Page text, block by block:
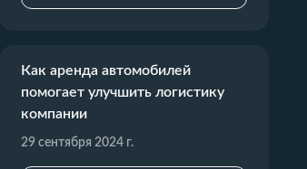
Как аренда автомобилей
помогает улучшить логистику
компании
29 сентября 2024 г.